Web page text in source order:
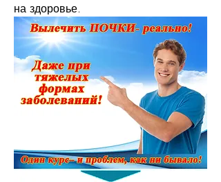
на здоровье.